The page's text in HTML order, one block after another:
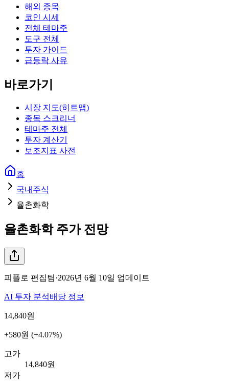
해외 종목
코인 시세
전체 테마주
도구 전체
투자 가이드
급등락 사유
바로가기
시장 지도(히트맵)
종목 스크리너
테마주 전체
투자 계산기
보조지표 사전
홈
국내주식
율촌화학
율촌화학주가 전망
피플로 편집팀·2026년 6월 10일 업데이트
AI 투자 분석배당 정보
14,840원
+580원 (+4.07%)
고가
14,840원
저가